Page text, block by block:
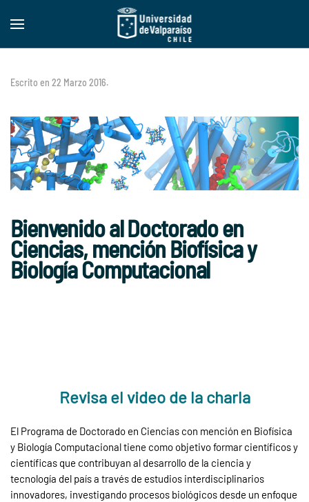
Skip to main content
Escrito en 22 Marzo 2016.
Bienvenido al Doctorado en
Ciencias, mención Biofísica y
Biología Computacional
Revisa el video de la charla
El Programa de Doctorado en Ciencias con mención en Biofísica
y Biología Computacional tiene como objetivo formar científicos y
científicas que contribuyan al desarrollo de la ciencia y
tecnología del país a través de estudios interdisciplinarios
innovadores, investigando procesos biológicos desde un enfoque